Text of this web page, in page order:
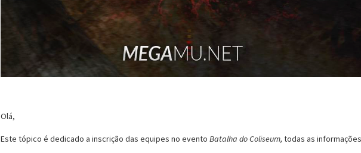
Olá,
Este tópico é dedicado a inscrição das equipes no evento Batalha do Coliseum, todas as